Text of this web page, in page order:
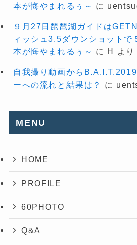
本が悔やまれるぅ～
に
９月27日琵琶湖ガイドは
ィッシュ3.5ダウンショットで
本が悔やまれるぅ～
に H より
自我撮り動画から
ーへの流れと結果は？
に
MENU
HOME
PROFILE
60PHOTO
Q&A